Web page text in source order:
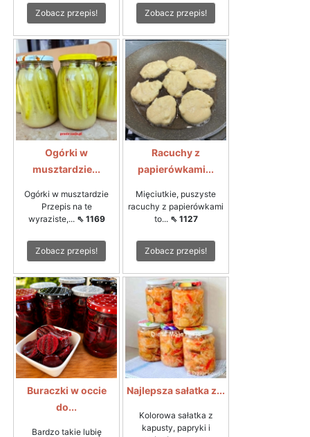
Zobacz przepis!
Zobacz przepis!
Ogórki w
musztardzie...
Ogórki w musztardzie
Przepis na te
wyraziste,... ⇖ 1169
Zobacz przepis!
Racuchy z
papierówkami...
Mięciutkie, puszyste
racuchy z papierówkami
to... ⇖ 1127
Zobacz przepis!
Buraczki w occie
do...
Bardzo takie lubię
Najlepsza sałatka z...
Kolorowa sałatka z
kapusty, papryki i